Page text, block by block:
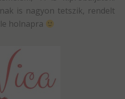
is nagyon tetszik, rendelt
holnapra